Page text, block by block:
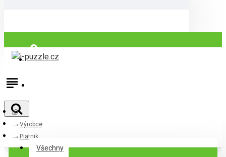
Přihlásit
Všechny
Všechny
Výrobce
Piatnik